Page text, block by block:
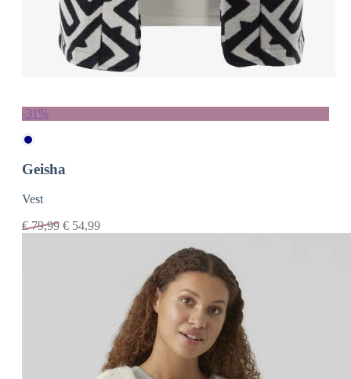
-31%
Geisha
Vest
€79,99 € 54,99